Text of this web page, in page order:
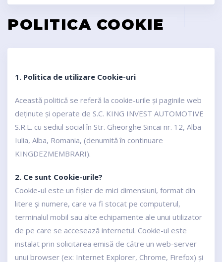
POLITICA COOKIE
1. Politica de utilizare Cookie-uri
Această politică se referă la cookie-urile și paginile web
deținute și operate de S.C. KING INVEST AUTOMOTIVE
S.R.L. cu sediul social în Str. Gheorghe Sincai nr. 12, Alba
Iulia, Alba, Romania, (denumită în continuare
KINGDEZMEMBRARI).
2. Ce sunt Cookie-urile?
Cookie-ul este un fișier de mici dimensiuni, format din
litere și numere, care va fi stocat pe computerul,
terminalul mobil sau alte echipamente ale unui utilizator
de pe care se accesează internetul. Cookie-ul este
instalat prin solicitarea emisă de către un web-server
unui browser (ex: Internet Explorer, Chrome, Firefox) și